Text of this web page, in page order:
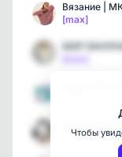
Вязание |
[max]
МИР
[max]
Чтобы